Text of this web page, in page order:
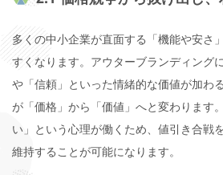
多くの中小企業が直面する「機能や安さ
すくなります。アウターブランディング
や「信頼」といった情緒的な価値が加わ
が「価格」から「価値」へと変わります
い」という心理が働くため、値引き合戦
維持することが可能になります。